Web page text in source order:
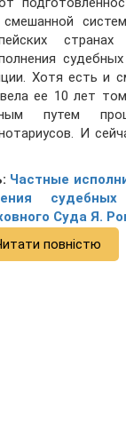
Хотя есть и
ее 10 лет
путем
И
Частные
Суда Я.
повністю